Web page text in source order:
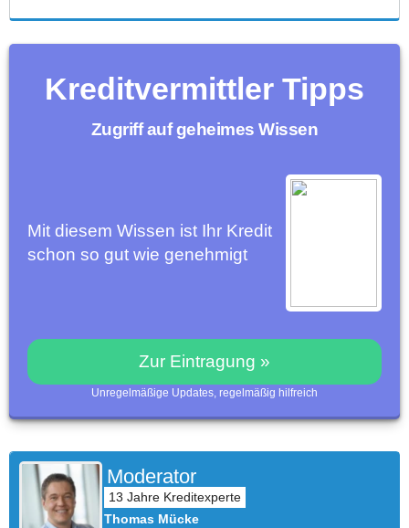
Kreditvermittler Tipps
Zugriff auf geheimes Wissen
Mit diesem Wissen ist Ihr Kredit
schon so gut wie genehmigt
Zur Eintragung »
Unregelmäßige Updates, regelmäßig hilfreich
Moderator
Thomas Mücke